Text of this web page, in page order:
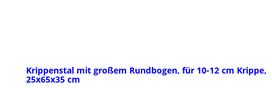
Krippenstal mit großem Rundbogen, für 10-12 cm Krippe,
25x65x35 cm